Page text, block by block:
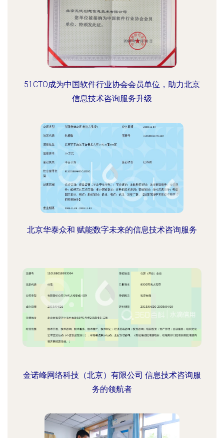
51CTO成为中国软件行业协会会员单位，助力北京
信息技术咨询服务升级
北京华泰众和 赋能数字未来的信息技术咨询服务
金诺峰网络科技（北京）有限公司 信息技术咨询服
务的领航者